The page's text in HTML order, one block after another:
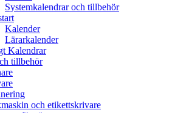
Systemkalendrar och tillbehör
Kalender
Lärarkalender
Kalendrar
tillbehör
och etikettskrivare